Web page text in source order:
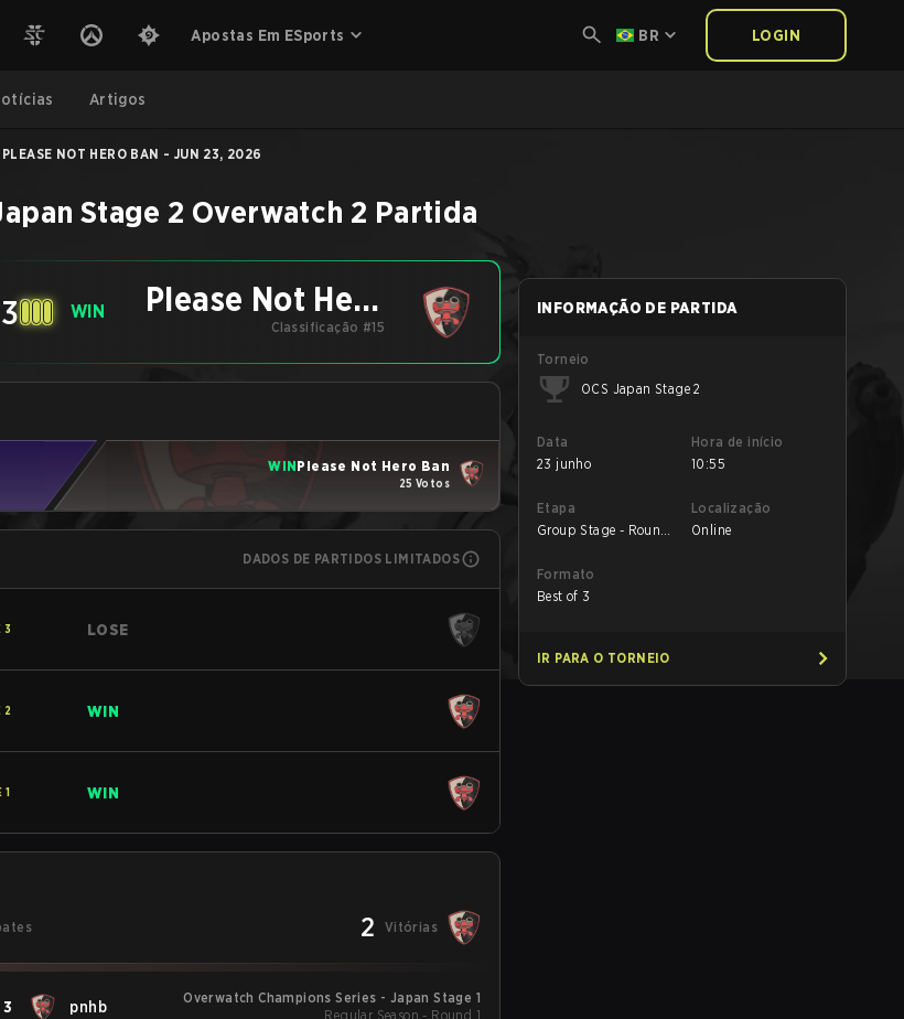
Apostas Em ESports BR LOGIN
Artigos
NOT HERO BAN - JUN 23, 2026
Stage 2 Overwatch 2 Partida
3 WIN
Please Not Hero
Ban
Classificação #15
WINPlease Not Hero Ban
25 Votos
DADOS DE PARTIDOS LIMITADOS
3 LOSE
2 WIN
1 WIN
2 Vitórias
3 pnhb
Overwatch Champions Series - Japan Stage 1
Regular Season - Round 1
INFORMAÇÃO DE PARTIDA
Torneio
OCS Japan Stage 2
Data
23 junho
Hora de início
10:55
Etapa
Group Stage - Round
Localização
Online
Formato
Best of 3
IR PARA O TORNEIO